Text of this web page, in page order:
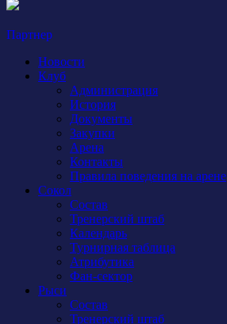
Партнер
Новости
Клуб
Администрация
История
Документы
Закупки
Арена
Контакты
Правила поведения на арене
Сокол
Состав
Тренерский штаб
Календарь
Турнирная таблица
Атрибутика
Фан-сектор
Рыси
Состав
Тренерский штаб